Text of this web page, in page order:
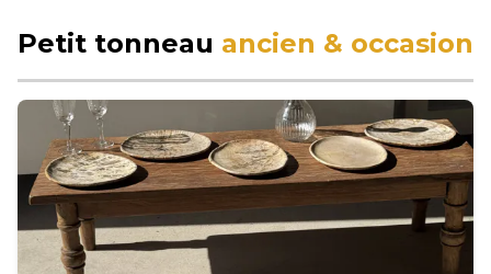
Petit tonneau ancien & occasion